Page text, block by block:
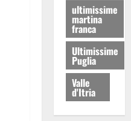
ultimissime
martina
franca
Ultimissime
Puglia
Valle
d'Itria